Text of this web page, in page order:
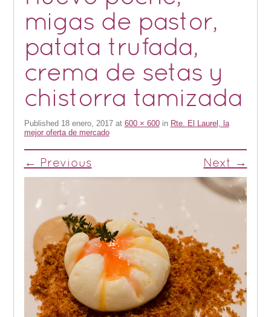
migas de pastor,
patata trufada,
crema de setas y
chistorra tamizada
Published 18 enero, 2017at 600 × 600in Rte. El Laurel, la
mejor oferta de mercado
← Previous Next →